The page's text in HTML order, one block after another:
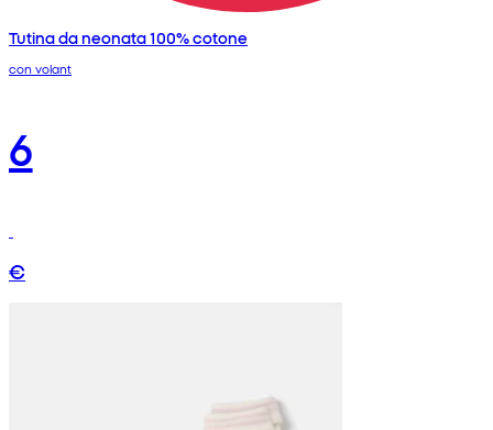
Tutina da neonata 100% cotone
con volant
6
€